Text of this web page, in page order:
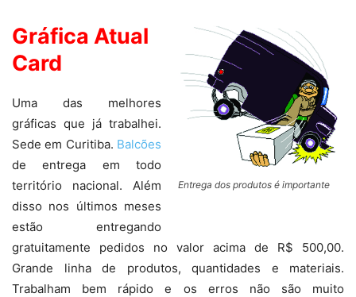
Entrega dos produtos é importante
Gráfica Atual
Card
Uma das melhores
gráficas que já trabalhei.
Sede em Curitiba. Balcões
de entrega em todo
território nacional. Além
disso nos últimos meses
estão entregando
gratuitamente pedidos no valor acima de R$ 500,00.
Grande linha de produtos, quantidades e materiais.
Trabalham bem rápido e os erros não são muito